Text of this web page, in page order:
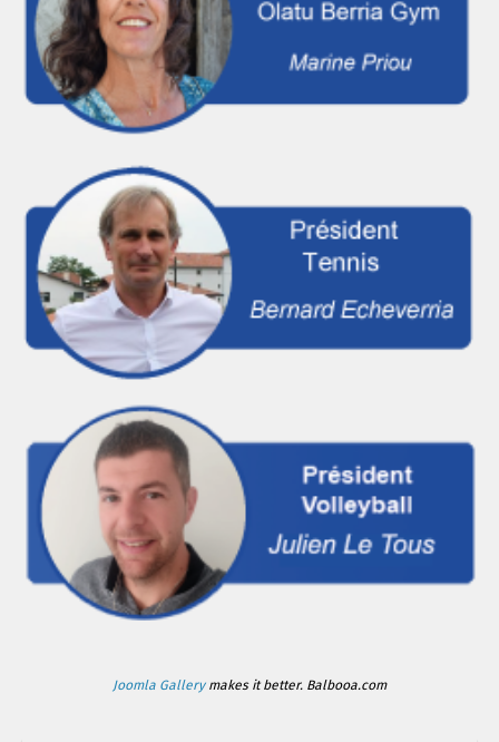
Joomla Gallerymakes it better. Balbooa.com